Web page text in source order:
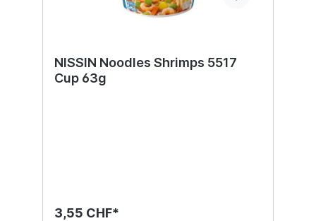
NISSIN Noodles Shrimps 5517
Cup 63g
3,55 CHF*